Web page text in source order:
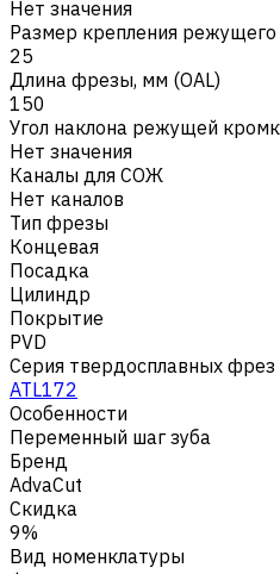
Нет значения
Размер крепления
25
Длина фрезы, мм (OAL)
150
Угол наклона режущей
Нет значения
Каналы для СОЖ
Нет каналов
Тип фрезы
Концевая
Посадка
Цилиндр
Покрытие
PVD
Серия твердосплавных фрез
ATL172
Особенности
Переменный шаг зуба
Бренд
AdvaCut
Скидка
9%
Вид номенклатуры